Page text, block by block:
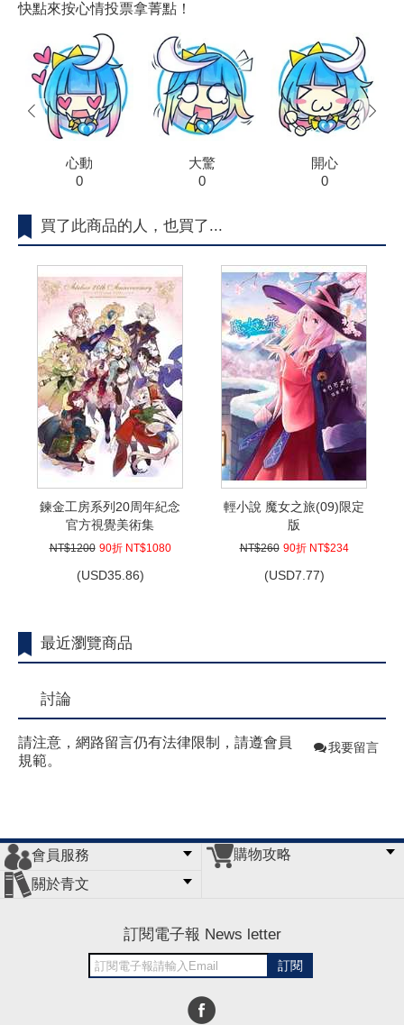
快點來按心情投票拿菁點！
心動
0
大驚
0
開心
0
prev next
買了此商品的人，也買了...
鍊金工房系列20周年紀念
官方視覺美術集
NT$1200 90折 NT$1080
(USD35.86)
輕小說 魔女之旅(09)限定
版
NT$260 90折 NT$234
(USD7.77)
最近瀏覽商品
討論
請注意，網路留言仍有法律限制，請遵會員
規範。
我要留言
會員服務
會員辦法
客服信箱
隱私條款
網站導覽
購物攻略
關於青文
訂閱電子報 News letter
訂閱